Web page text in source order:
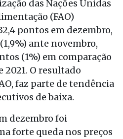
das Nações Unidas
(FAO)
pontos em dezembro,
ante novembro,
(1%) em comparação
2021. O resultado
faz parte de tendência
de baixa.
dezembro foi
forte queda nos preços